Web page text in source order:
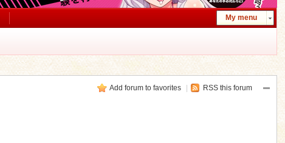
My menu
Add forum to favorites RSS this forum